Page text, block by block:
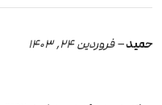
حمید– فروردین 24, 1403